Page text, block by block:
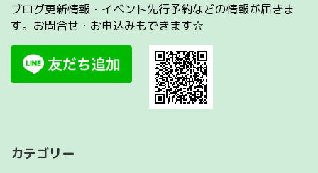
ブログ更新情報・イベント先行予約などの情報が届きま
す。お問合せ・お申込みもできます☆
カテゴリー